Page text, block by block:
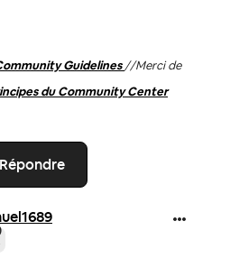
Guidelines //Merci de
du Community Center
Répondre